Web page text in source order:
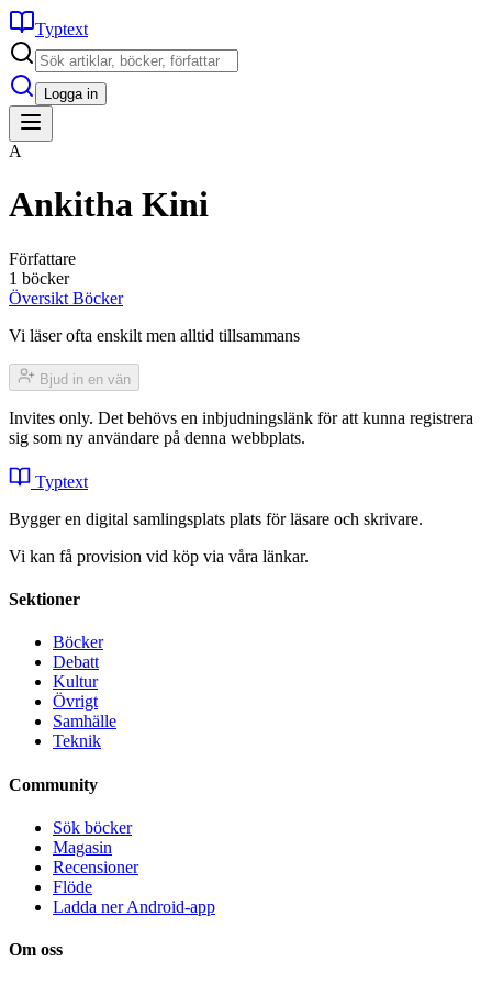
Typtext
Logga in
A
Ankitha Kini
Författare
1 böcker
Översikt Böcker
Vi läser ofta enskilt men alltid tillsammans
Bjud in en vän
Invites only. Det behövs en inbjudningslänk för att kunna registrera
sig som ny användare på denna webbplats.
Typtext
Bygger en digital samlingsplats plats för läsare och skrivare.
Vi kan få provision vid köp via våra länkar.
Sektioner
Böcker
Debatt
Kultur
Övrigt
Samhälle
Teknik
Community
Sök böcker
Magasin
Recensioner
Flöde
Ladda ner Android-app
Om oss